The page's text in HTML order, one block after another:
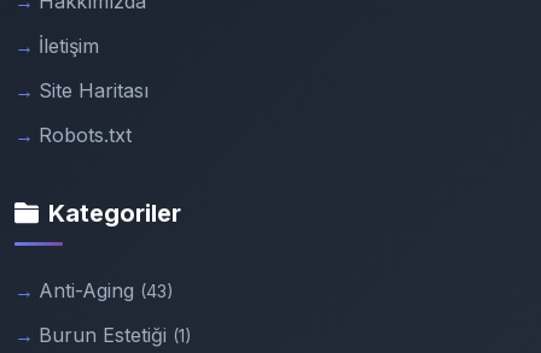
İletişim
Site Haritası
Robots.txt
Kategoriler
Anti-Aging (43)
Burun Estetiği (1)